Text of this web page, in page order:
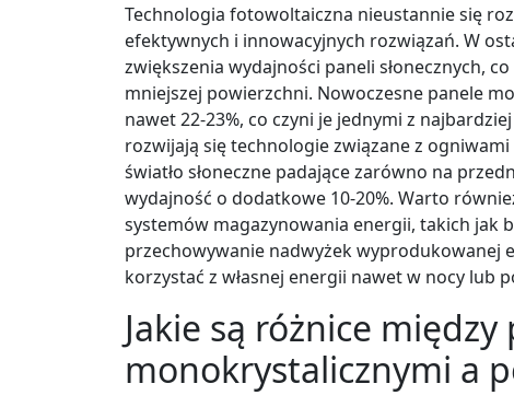
Technologia fotowoltaiczna nieustannie się
efektywnych i innowacyjnych rozwiązań. W
zwiększenia wydajności paneli słonecznych,
mniejszej powierzchni. Nowoczesne panele
nawet 22-23%, co czyni je jednymi z
rozwijają się technologie związane z
światło słoneczne padające zarówno na
wydajność o dodatkowe 10-20%. Warto
systemów magazynowania energii, takich jak
przechowywanie nadwyżek wyprodukowanej
korzystać z własnej energii nawet w nocy lub
Jakie są różnice
monokrystalicznymi a